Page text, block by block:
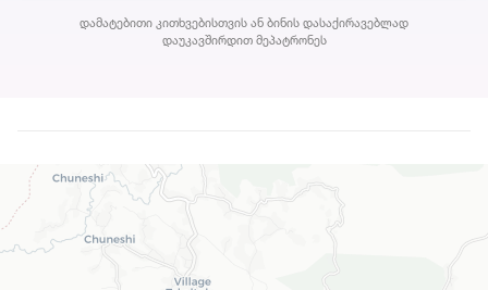
დამატებითი კითხვებისთვის ან ბინის დასაქირავებლად
დაუკავშირდით მეპატრონეს